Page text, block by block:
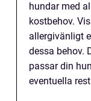
hundar med
kostbehov.
allergivänligt
dessa behov.
passar din
eventuella